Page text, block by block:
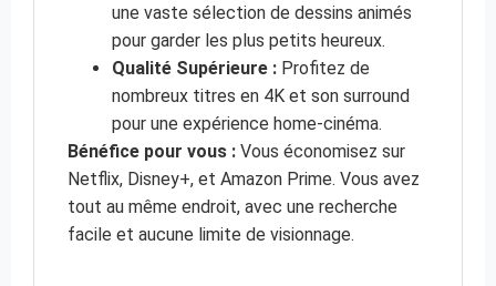
une vaste sélection de dessins animés
pour garder les plus petits heureux.
Qualité Supérieure : Profitez de
nombreux titres en 4K et son surround
pour une expérience home-cinéma.
Bénéfice pour vous : Vous économisez sur
Netflix, Disney+, et Amazon Prime. Vous avez
tout au même endroit, avec une recherche
facile et aucune limite de visionnage.